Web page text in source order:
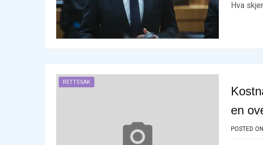
Hva
RETTSSAK
en
POSTED ON